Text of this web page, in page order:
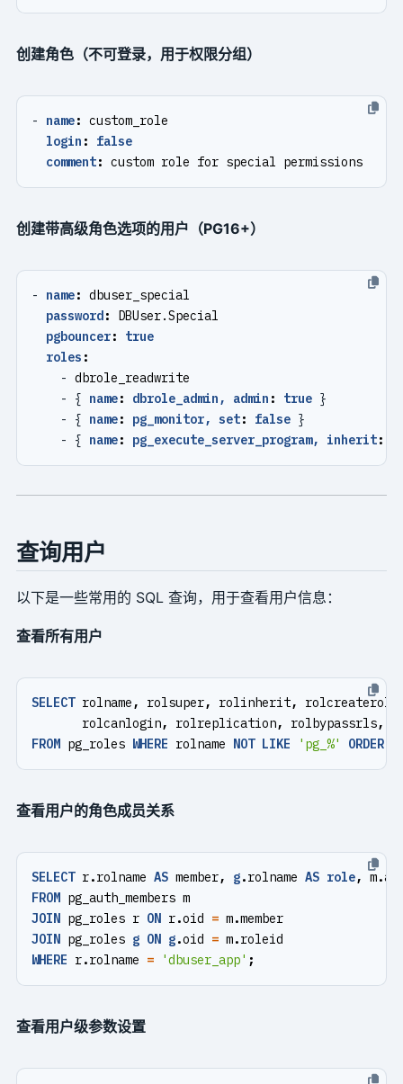
创建角色（不可登录，用于权限分组）
- name: custom_role
login :
false
comment: custom role for special permissions
创建带高级角色选项的用户（PG16+）
- name: dbuser_special
password:
DBUser.Special
pgbouncer:
true
roles :
- dbrole_readwrite
- { name: dbrole_admin, admin : true }
- { name: pg_monitor, set: false }
- { name: pg_execute_server_program, inherit:
查询用户
以下是一些常用的 SQL 查询，用于查看用户信息：
查看所有用户
SELECT rolname, rolsuper, rolinherit, rolcreaterole
rolcanlogin, rolreplication, rolbypassrls,
FROM pg_roles WHERE rolname NOT LIKE 'pg_%' ORDER
查看用户的角色成员关系
SELECT r.rolname AS member, g.rolname AS role, m.
FROM pg_auth_members m
JOIN pg_roles r ON r.oid = m.member
JOIN pg_roles g ON g.oid = m.roleid
WHERE r.rolname = 'dbuser_app' ;
查看用户级参数设置